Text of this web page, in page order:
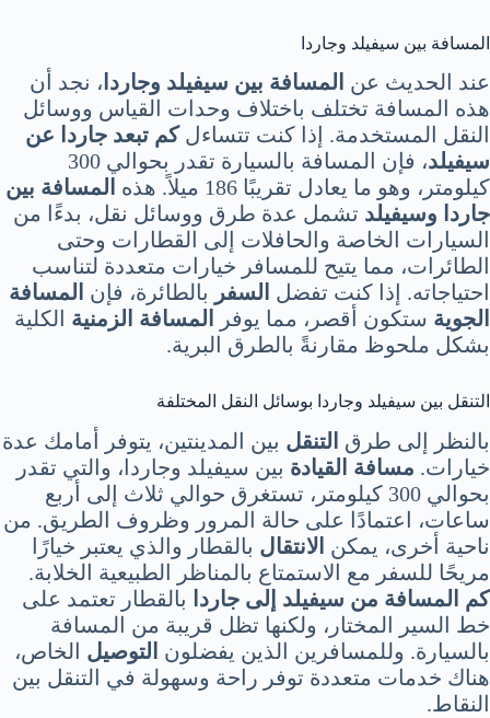
المسافة بين سيفيلد وجاردا
عند الحديث عن المسافة بين سيفيلد وجاردا ، نجد أن
هذه المسافة تختلف باختلاف وحدات القياس ووسائل
النقل المستخدمة. إذا كنت تتساءلكم تبعد جاردا عن
سيفيلد
، فإن المسافة بالسيارة تقدر بحوالي 300
كيلومتر، وهو ما يعادل تقريبًا 186 ميلاً. هذه
المسافة بين
جاردا وسيفيلد تشمل عدة طرق ووسائل نقل، بدءًا من
السيارات الخاصة والحافلات إلى القطارات وحتى
الطائرات، مما يتيح للمسافر خيارات متعددة لتناسب
احتياجاته. إذا كنت تفضل السفر بالطائرة، فإن المسافة
الجوية ستكون أقصر، مما يوفر المسافة الزمنية الكلية
بشكل ملحوظ مقارنةً بالطرق البرية.
التنقل بين سيفيلد وجاردا بوسائل النقل المختلفة
بالنظر إلى طرق التنقل بين المدينتين، يتوفر أمامك عدة
خيارات. مسافة القيادة بين سيفيلد وجاردا، والتي تقدر
بحوالي 300 كيلومتر، تستغرق حوالي ثلاث إلى أربع
ساعات، اعتمادًا على حالة المرور وظروف الطريق. من
ناحية أخرى، يمكن الانتقال بالقطار والذي يعتبر خيارًا
مريحًا للسفر مع الاستمتاع بالمناظر الطبيعية الخلابة.
كم المسافة من سيفيلد إلى جاردا
بالقطار تعتمد على
خط السير المختار، ولكنها تظل قريبة من المسافة
بالسيارة. وللمسافرين الذين يفضلون التوصيل الخاص،
هناك خدمات متعددة توفر راحة وسهولة في التنقل بين
النقاط.